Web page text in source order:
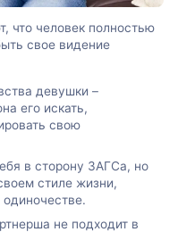
что человек полностью
свое видение
девушки –
его искать,
свою
в сторону ЗАГСа, но
стиле жизни,
не подходит в